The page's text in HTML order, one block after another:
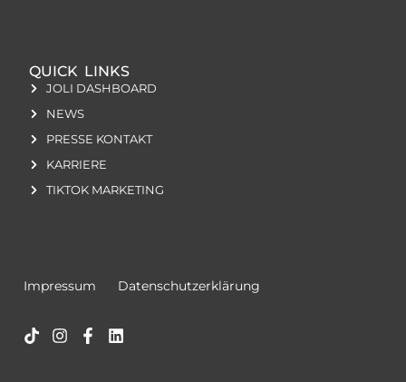
QUICK LINKS
JOLI DASHBOARD
NEWS
PRESSE KONTAKT
KARRIERE
TIKTOK MARKETING
Impressum Datenschutzerklärung